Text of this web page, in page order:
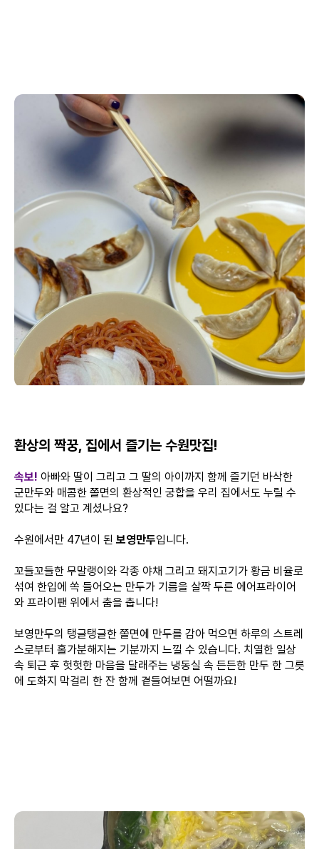
환상의 짝꿍, 집에서 즐기는 수원맛집!
속보! 아빠와 딸이 그리고 그 딸의 아이까지 함께 즐기던 바삭한
군만두와 매콤한 쫄면의 환상적인 궁합을 우리 집에서도 누릴 수
있다는 걸 알고 계셨나요?
수원에서만 47년이 된 보영만두입니다.
꼬들꼬들한 무말랭이와 각종 야채 그리고 돼지고기가 황금 비율로
섞여 한입에 쏙 들어오는 만두가 기름을 살짝 두른 에어프라이어
와 프라이팬 위에서 춤을 춥니다!
보영만두의 탱글탱글한 쫄면에 만두를 감아 먹으면 하루의 스트레
스로부터 홀가분해지는 기분까지 느낄 수 있습니다. 치열한 일상
속 퇴근 후 헛헛한 마음을 달래주는 냉동실 속 든든한 만두 한 그릇
에 도화지 막걸리 한 잔 함께 곁들여보면 어떨까요!